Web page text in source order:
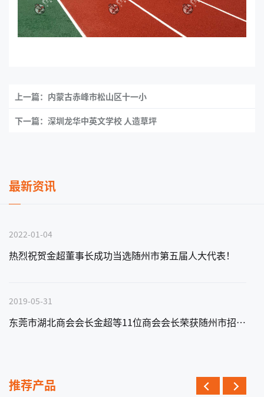
上一篇：内蒙古赤峰市松山区十一小
下一篇：深圳龙华中英文学校 人造草坪
最新资讯
2022-01-04
热烈祝贺金超董事长成功当选随州市第五届人大代表！
2019-05-31
东莞市湖北商会会长金超等11位商会会长荣获随州市招商大使称号
推荐产品